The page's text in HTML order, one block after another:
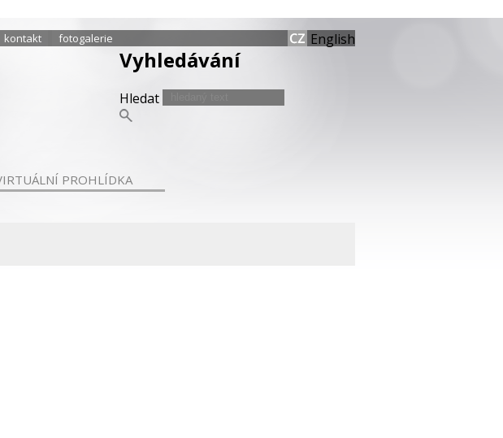
kontakt fotogalerie
Vyhledávání
Hledat
English
PROHLÍDKA